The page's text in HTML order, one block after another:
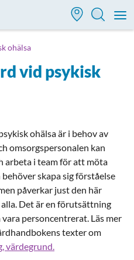
ohälsa
vid psykisk
ohälsa är i behov av
omsorgspersonalen kan
arbeta i team för att möta
skapa sig förståelse
påverkar just den här
Det är en förutsättning
personcentrerat. Läs mer
texter om
värdegrund.